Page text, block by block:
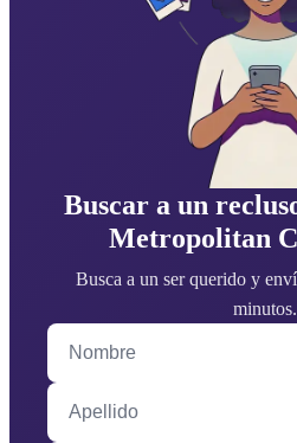
Buscar a un
Metropolitan
Busca a un ser querido y
minutos.
Nombre
Apellido